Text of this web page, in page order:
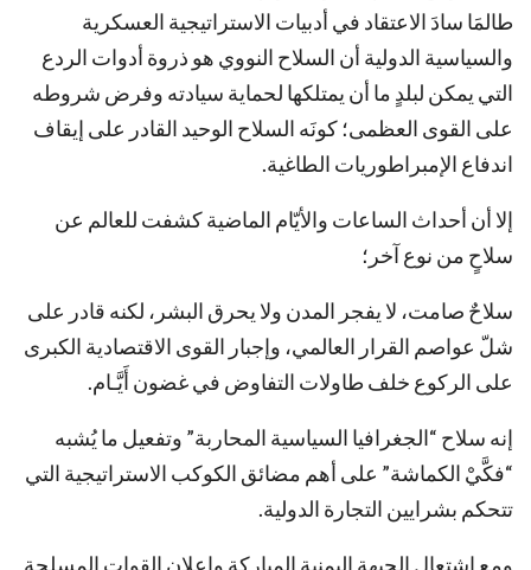
طالمَا سادَ الاعتقاد في أدبيات الاستراتيجية العسكرية
والسياسية الدولية أن السلاح النووي هو ذروة أدوات الردع
التي يمكن لبلدٍ ما أن يمتلكها لحماية سيادته وفرض شروطه
على القوى العظمى؛ كونَه السلاح الوحيد القادر على إيقاف
اندفاع الإمبراطوريات الطاغية.
إلا أن أحداث الساعات والأيّام الماضية كشفت للعالم عن
سلاحٍ من نوع آخر؛
سلاحٌ صامت، لا يفجر المدن ولا يحرق البشر، لكنه قادر على
شلّ عواصم القرار العالمي، وإجبار القوى الاقتصادية الكبرى
على الركوع خلف طاولات التفاوض في غضون أَيَّـام.
إنه سلاح “الجغرافيا السياسية المحاربة” وتفعيل ما يُشبه
“فكَّيْ الكماشة” على أهم مضائق الكوكب الاستراتيجية التي
تتحكم بشرايين التجارة الدولية.
ومع اشتعال الجبهة اليمنية المباركة وإعلان القوات المسلحة